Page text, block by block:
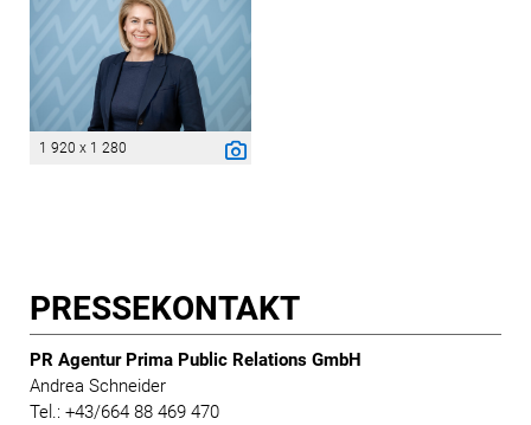
1 920 x 1 280
PRESSE­KONTAKT
PR Agentur Prima Public Relations GmbH
Andrea Schneider
Tel.: +43/664 88 469 470